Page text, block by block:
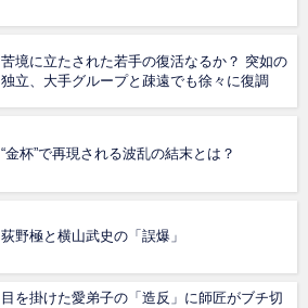
苦境に立たされた若手の復活なるか？ 突如の
独立、大手グループと疎遠でも徐々に復調
“金杯”で再現される波乱の結末とは？
荻野極と横山武史の「誤爆」
目を掛けた愛弟子の「造反」に師匠がブチ切